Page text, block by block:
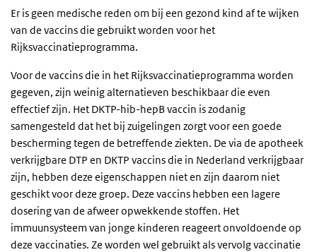
Er is geen medische reden om bij een gezond kind af te wijken
van de vaccins die gebruikt worden voor het
Rijksvaccinatieprogramma.
Voor de vaccins die in het Rijksvaccinatieprogramma worden
gegeven, zijn weinig alternatieven beschikbaar die even
effectief zijn. Het DKTP-hib-hepB vaccin is zodanig
samengesteld dat het bij zuigelingen zorgt voor een goede
bescherming tegen de betreffende ziekten. De via de apotheek
verkrijgbare DTP en DKTP vaccins die in Nederland verkrijgbaar
zijn, hebben deze eigenschappen niet en zijn daarom niet
geschikt voor deze groep. Deze vaccins hebben een lagere
dosering van de afweer opwekkende stoffen. Het
immuunsysteem van jonge kinderen reageert onvoldoende op
deze vaccinaties. Ze worden wel gebruikt als vervolg vaccinatie